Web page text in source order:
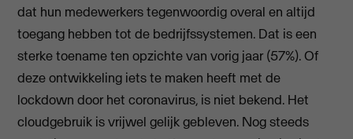
dat hun medewerkers tegenwoordig overal en altijd
toegang hebben tot de bedrijfssystemen. Dat is een
sterke toename ten opzichte van vorig jaar (57%). Of
deze ontwikkeling iets te maken heeft met de
lockdown door het coronavirus, is niet bekend. Het
cloudgebruik is vrijwel gelijk gebleven. Nog steeds